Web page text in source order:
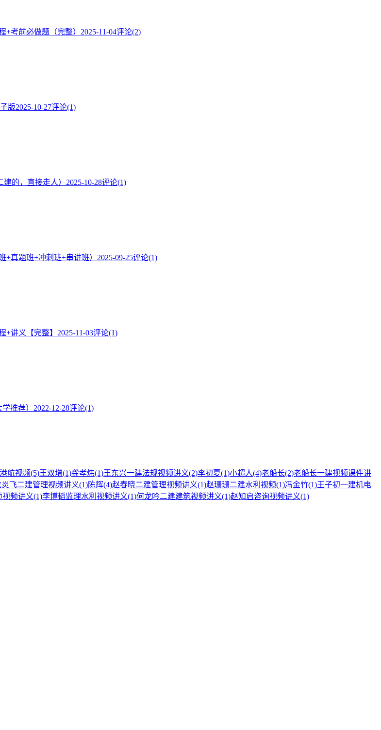
+考前必做题（完整） 2025-11-04评论(2)
版2025-10-27评论(1)
的，直接走人） 2025-10-28评论(1)
+真题班+冲刺班+串讲班） 2025-09-25评论(1)
+讲义【完整】 2025-11-03评论(1)
推荐） 2022-12-28评论(1)
航视频(5)王双增(1)龚孝炜(1)王东兴一建法规视频讲义(2)李初夏(1)小超人(4)老船长(2)老船长一建视频课件讲
炎飞二建管理视频讲义(1)陈辉(4)赵春晓二建管理视频讲义(1)赵珊珊二建水利视频(1)冯金竹(1)王子初一建机电
视频讲义(1)李博韬监理水利视频讲义(1)何龙吟二建建筑视频讲义(1)赵知启咨询视频讲义(1)